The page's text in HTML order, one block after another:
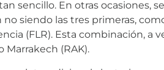
sencillo. En otras ocasiones,
siendo las tres primeras,
(FLR). Esta combinación,
Marrakech (RAK).